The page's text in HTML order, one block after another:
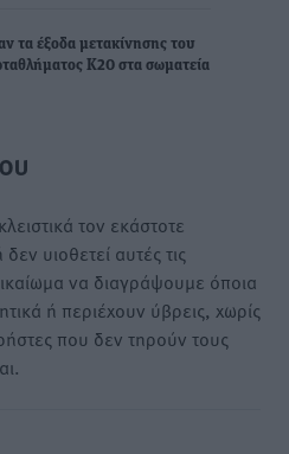
τα έξοδα μετακίνησης του
Κ20 στα σωματεία
τον εκάστοτε
υιοθετεί αυτές τις
να διαγράψουμε όποια
ή περιέχουν ύβρεις, χωρίς
που δεν τηρούν τους